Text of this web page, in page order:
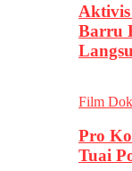
Aktivis
Barru
Film
Pro
Tuai